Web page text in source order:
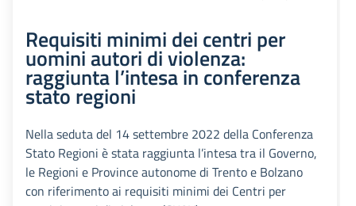
Requisiti minimi dei centri per
uomini autori di violenza:
raggiunta l’intesa in conferenza
stato regioni
Nella seduta del 14 settembre 2022 della Conferenza
Stato Regioni è stata raggiunta l’intesa tra il Governo,
le Regioni e Province autonome di Trento e Bolzano
con riferimento ai requisiti minimi dei Centri per